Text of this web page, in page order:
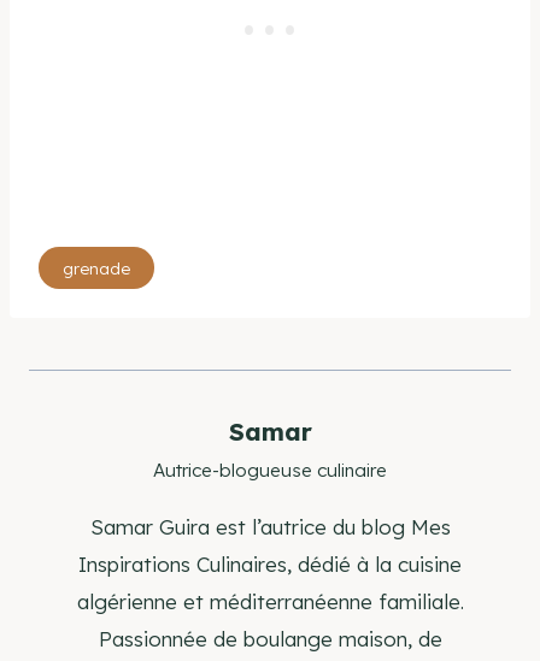
Étiquettes
de
publication :
grenade
Samar
Autrice-blogueuse culinaire
Samar Guira est l’autrice du blog Mes
Inspirations Culinaires, dédié à la cuisine
algérienne et méditerranéenne familiale.
Passionnée de boulange maison, de